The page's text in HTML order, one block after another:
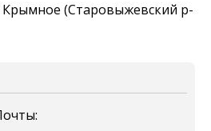
Крымное (Старовыжевский р-